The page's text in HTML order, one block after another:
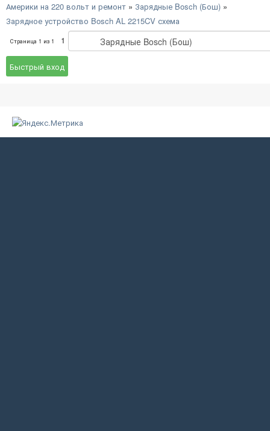
Америки на 220 вольт и ремонт » Зарядные Bosch (Бош) »
Зарядное устройство Bosch AL 2215CV схема
Страница 1 из 1 1